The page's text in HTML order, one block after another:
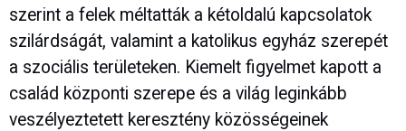
szerint a felek méltatták a kétoldalú kapcsolatok
szilárdságát, valamint a katolikus egyház szerepét
a szociális területeken. Kiemelt figyelmet kapott a
család központi szerepe és a világ leginkább
veszélyeztetett keresztény közösségeinek